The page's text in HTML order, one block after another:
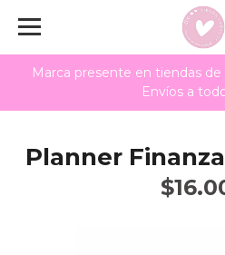
Marca presente en tiendas de
Envíos a
Planner